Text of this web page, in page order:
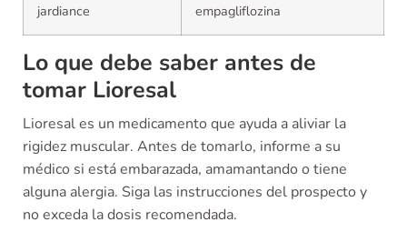
jardiance empagliflozina
Lo que debe saber antes de
tomar Lioresal
Lioresal es un medicamento que ayuda a aliviar la
rigidez muscular. Antes de tomarlo, informe a su
médico si está embarazada, amamantando o tiene
alguna alergia. Siga las instrucciones del prospecto y
no exceda la dosis recomendada.